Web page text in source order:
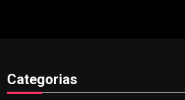
Categorias